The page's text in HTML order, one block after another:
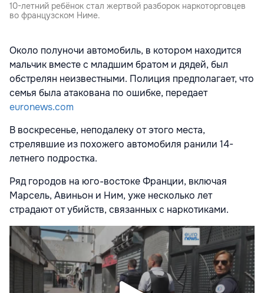
10-летний ребёнок стал жертвой разборок наркоторговцев
во французском Ниме.
Около полуночи автомобиль, в котором находится
мальчик вместе с младшим братом и дядей, был
обстрелян неизвестными. Полиция предполагает, что
семья была атакована по ошибке, передает
euronews.com
В воскресенье, неподалеку от этого места,
стрелявшие из похожего автомобиля ранили 14-
летнего подростка.
Ряд городов на юго-востоке Франции, включая
Марсель, Авиньон и Ним, уже несколько лет
страдают от убийств, связанных с наркотиками.